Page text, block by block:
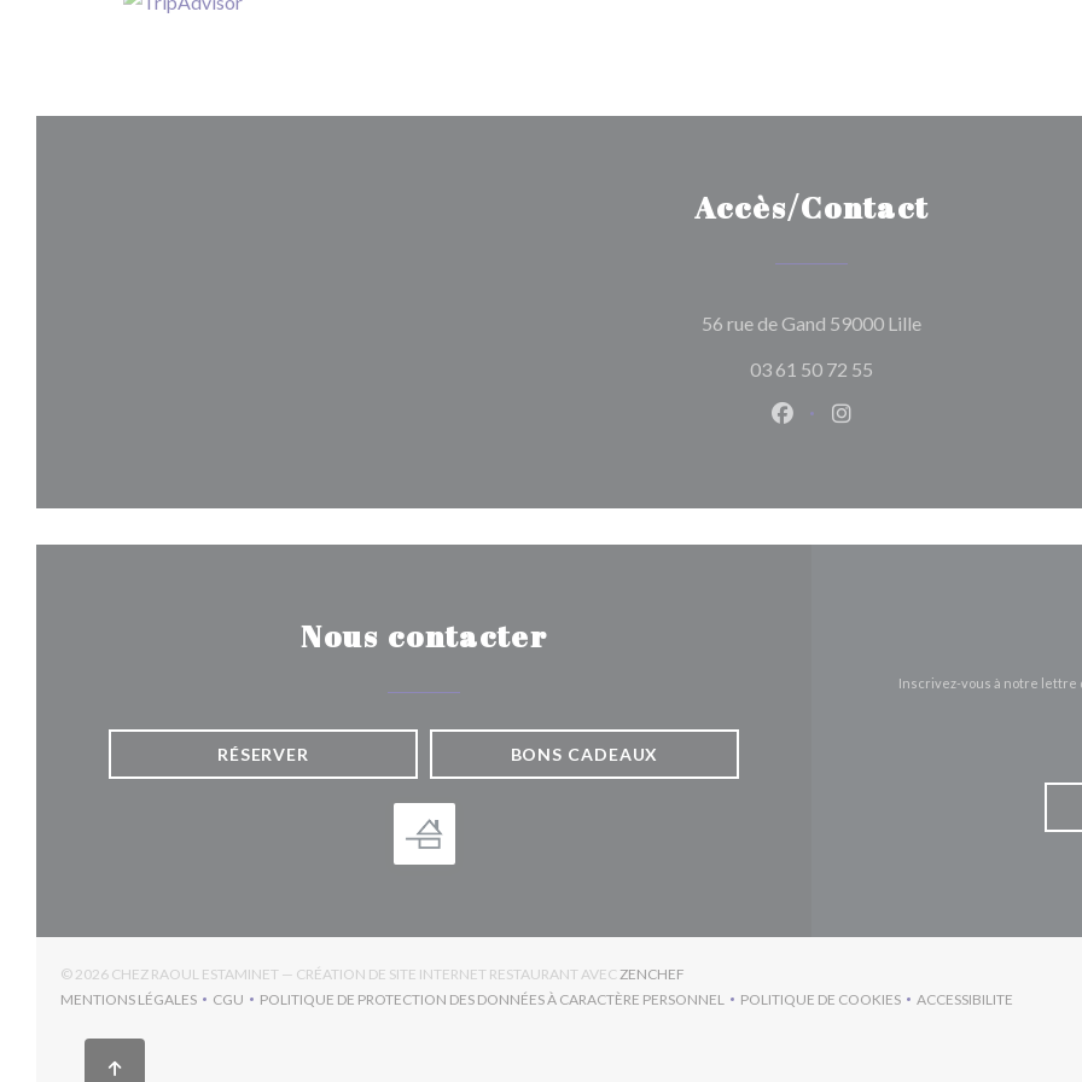
Accès/Contact
56 rue de Gand 59000 Lille((ouvre une
03 61 50 72 55
Facebook ((ouvre une nouvelle
Instagram ((ouvre une
Nous contacter
RÉSERVER BONS CADEAUX
Inscrivez-vous à notre
© 2026 CHEZ RAOUL ESTAMINET — CRÉATION DE SITE INTERNET RESTAURANT AVEC ZENCHEF
MENTIONS LÉGALES
((OUVRE UNE NOUVELLE FENÊTRE))
CGU
((OUVRE UNE NOUVELLE FENÊTRE))
POLITIQUE DE PROTECTION DES DONNÉES À CARACTÈRE PERSONNEL
((OUVRE UNE NOUVELLE FENÊTRE))
POLITIQUE DE COOKIES
((OUVRE UNE NOUVELLE FENÊTRE))
ACCESSIBILITE
((OUVRE UNE